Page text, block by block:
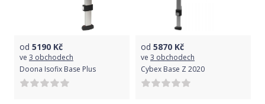
od 5190 Kč
ve 3 obchodech
Doona Isofix Base Plus
od 5870 Kč
ve 3 obchodech
Cybex Base Z 2020